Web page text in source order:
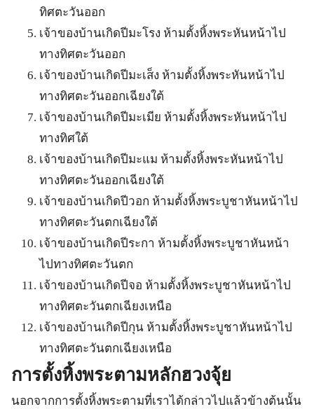
ทิศตะวันออก
เจ้าของบ้านเกิดปีมะโรง ห้ามตั้งหิ้งพระหันหน้าไป
ทางทิศตะวันออก
เจ้าของบ้านเกิดปีมะเส็ง ห้ามตั้งหิ้งพระหันหน้าไป
ทางทิศตะวันออกเฉียงใต้
เจ้าของบ้านเกิดปีมะเมีย ห้ามตั้งหิ้งพระหันหน้าไป
ทางทิศใต้
เจ้าของบ้านเกิดปีมะแม ห้ามตั้งหิ้งพระหันหน้าไป
ทางทิศตะวันออกเฉียงใต้
เจ้าของบ้านเกิดปีวอก ห้ามตั้งหิ้งพระบูชาหันหน้าไป
ทางทิศตะวันตกเฉียงใต้
เจ้าของบ้านเกิดปีระกา ห้ามตั้งหิ้งพระบูชาหันหน้า
ไปทางทิศตะวันตก
เจ้าของบ้านเกิดปีจอ ห้ามตั้งหิ้งพระบูชาหันหน้าไป
ทางทิศตะวันตกเฉียงเหนือ
เจ้าของบ้านเกิดปีกุน ห้ามตั้งหิ้งพระบูชาหันหน้าไป
ทางทิศตะวันตกเฉียงเหนือ
การตั้งหิ้งพระตามหลักฮวงจุ้ย
นอกจากการตั้งหิ้งพระตามที่เราได้กล่าวไปแล้วข้างต้นนั้น